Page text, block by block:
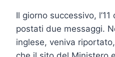
Il giorno successivo,
postati due messaggi.
inglese, veniva